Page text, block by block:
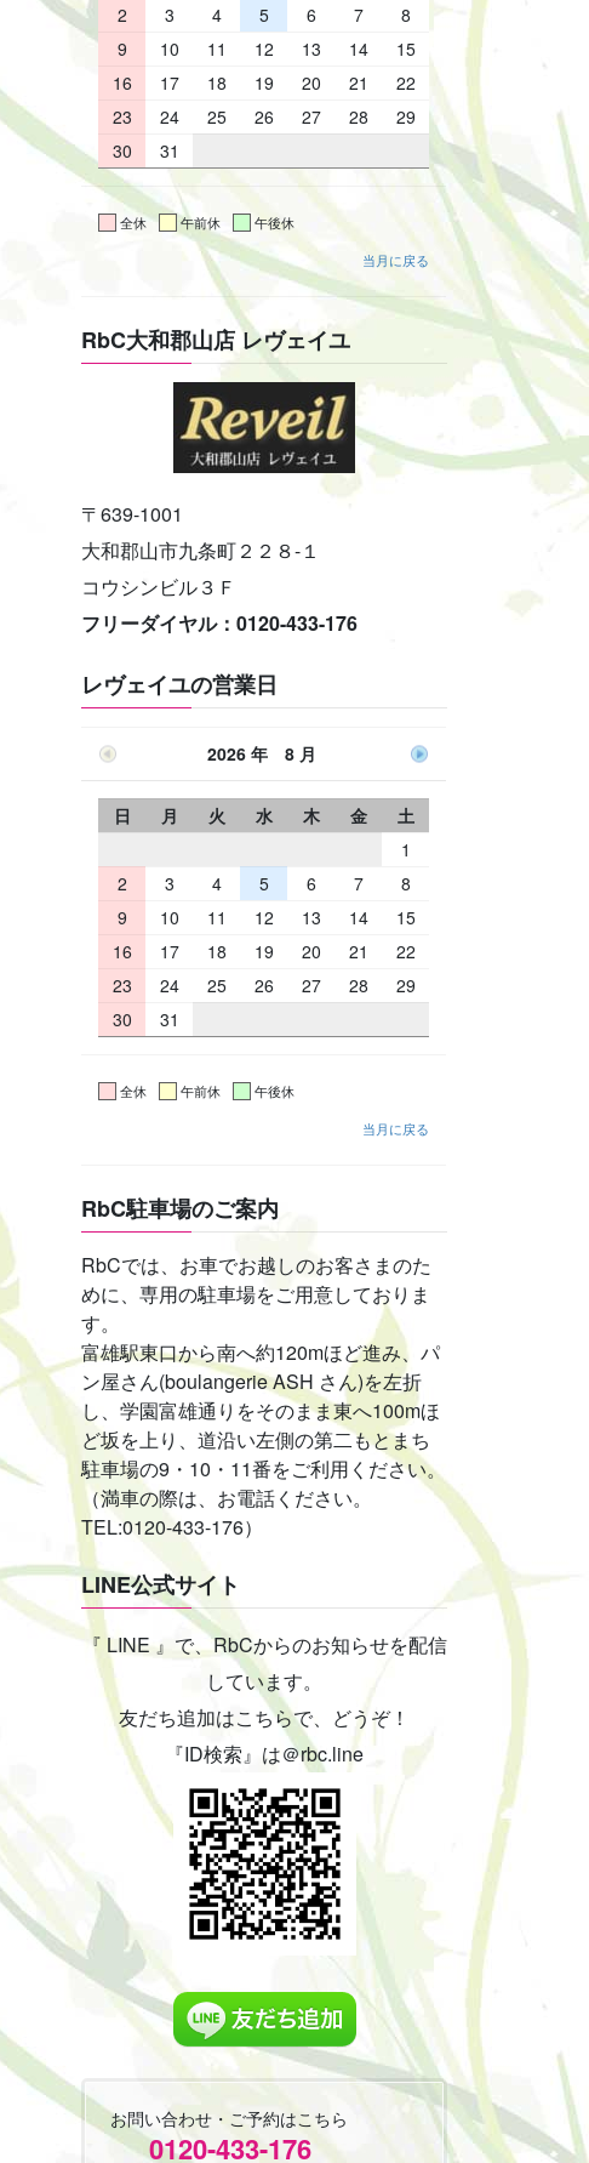
2
3 4 5 6 7
8
9
10 11 12 13 14
15
16
17 18 19 20 21
22
23
24 25 26 27 28
29
30
31
全休 午前休
午後休
当月に戻る
RbC大和郡山店 レヴェイユ
〒639-1001
大和郡山市九条町２２８-１
コウシンビル３Ｆ
フリーダイヤル：0120-433-176
レヴェイユの営業日
2026 年 8 月
日 月 火 水 木 金
土
1
2
3 4 5 6 7
8
9
10 11 12 13 14
15
16
17 18 19 20 21
22
23
24 25 26 27 28
29
30
31
全休 午前休
午後休
当月に戻る
RbC駐車場のご案内
RbCでは、お車でお越しのお客さまのた
めに、専用の駐車場をご用意しておりま
す。
富雄駅東口から南へ約120mほど進み、パ
ン屋さん(boulangerie ASH さん)を左折
し、学園富雄通りをそのまま東へ100mほ
ど坂を上り、道沿い左側の第二もとまち
駐車場の9・10・11番をご利用ください。
（満車の際は、お電話ください。
TEL:0120-433-176）
LINE公式サイト
『 LINE 』で、RbCからのお知らせを配信
しています。
友だち追加はこちらで、どうぞ！
『ID検索』は＠rbc.line
お問い合わせ・ご予約はこちら
0120-433-176